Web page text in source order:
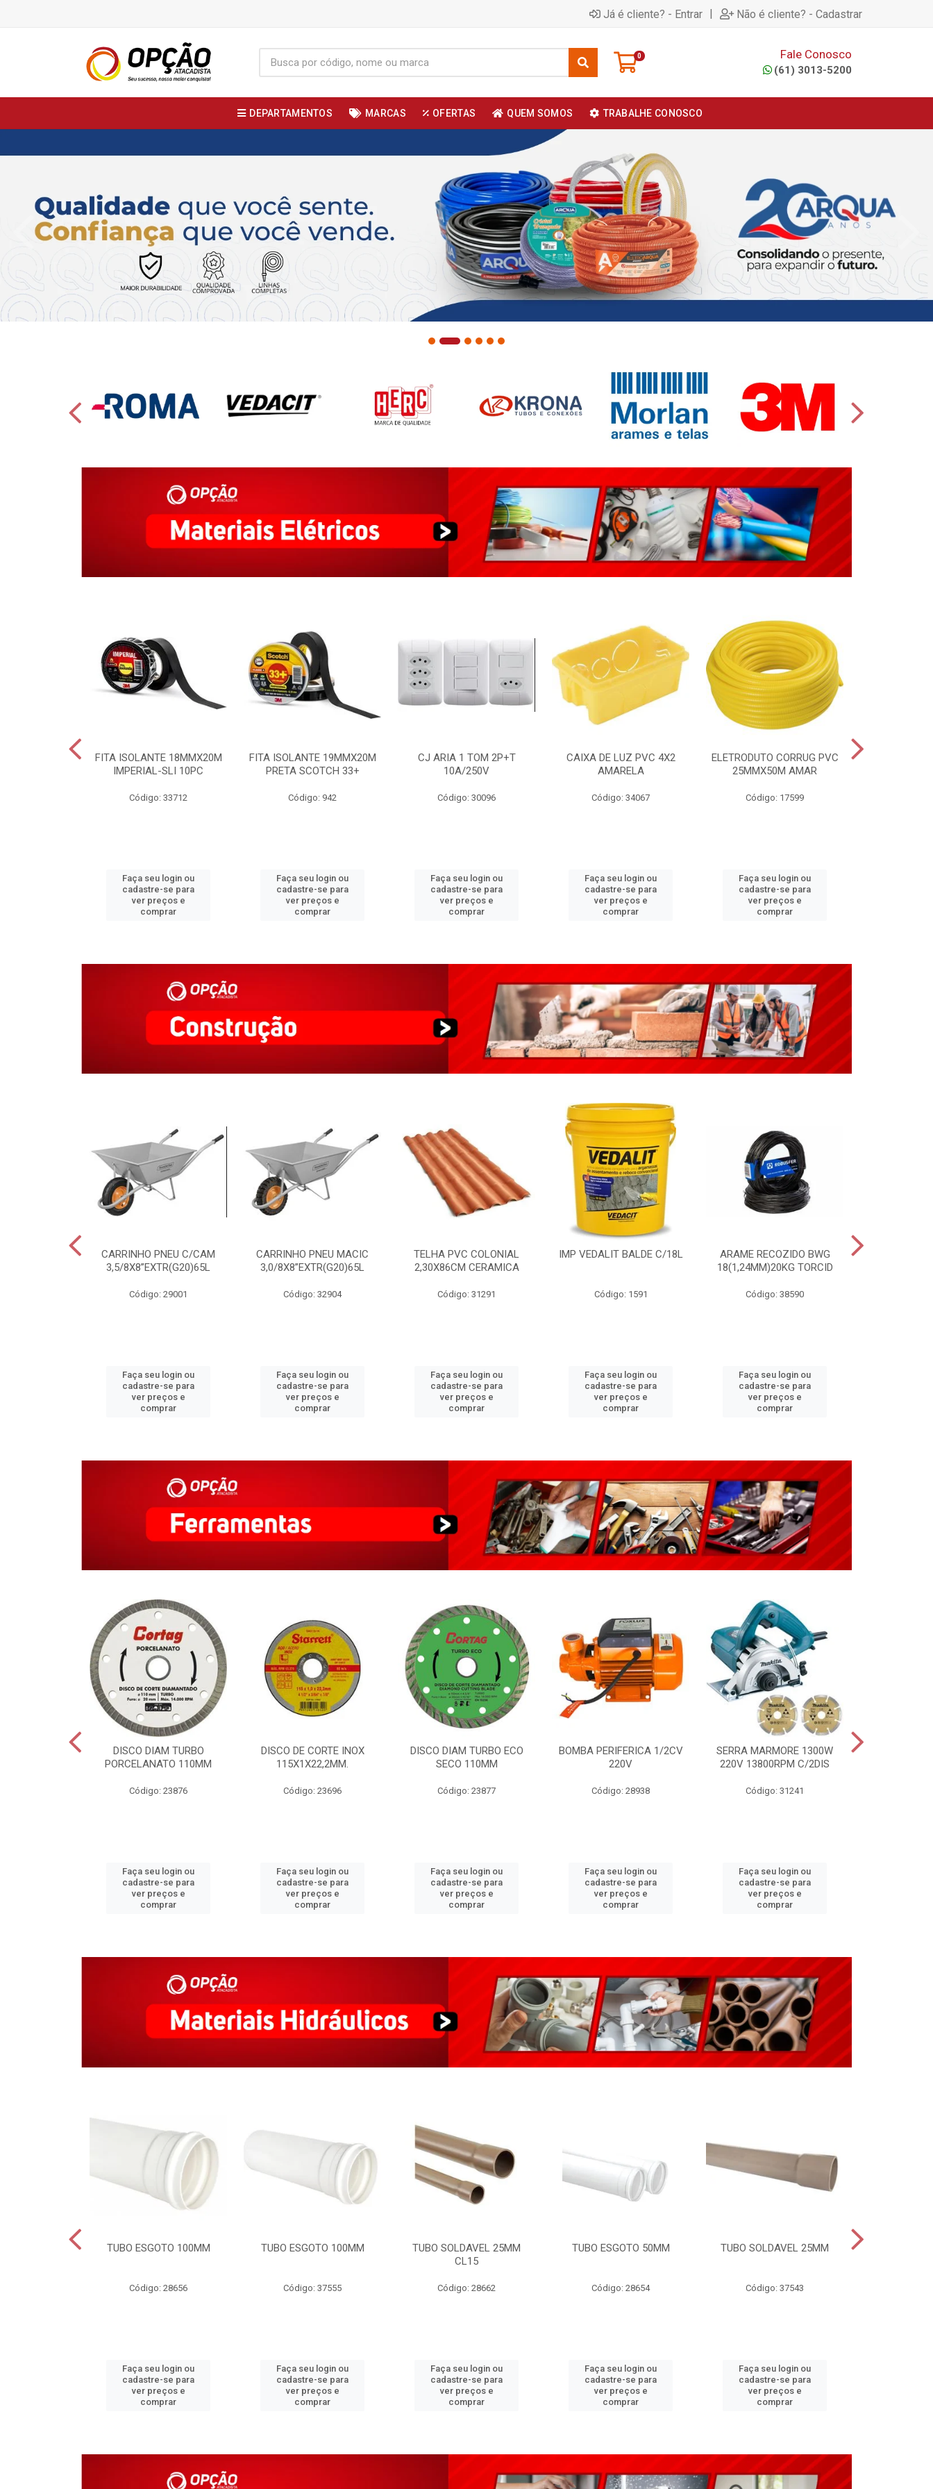
Já é cliente? - Entrar | Não é cliente? - Cadastrar
0 Fale Conosco
(61) 3013-5200
DEPARTAMENTOS MARCAS OFERTAS QUEM SOMOS TRABALHE CONOSCO
FITA ISOLANTE 18MMX20M
IMPERIAL-SLI 10PC
Código: 33712
Faça seu login ou
cadastre-se para
ver preços e
comprar
FITA ISOLANTE 19MMX20M
PRETA SCOTCH 33+
Código: 942
Faça seu login ou
cadastre-se para
ver preços e
comprar
CJ ARIA 1 TOM 2P+T
10A/250V
Código: 30096
Faça seu login ou
cadastre-se para
ver preços e
comprar
CAIXA DE LUZ PVC 4X2
AMARELA
Código: 34067
Faça seu login ou
cadastre-se para
ver preços e
comprar
ELETRODUTO CORRUG PVC
25MMX50M AMAR
Código: 17599
Faça seu login ou
cadastre-se para
ver preços e
comprar
CARRINHO PNEU C/CAM
3,5/8X8”EXTR(G20)65L
Código: 29001
Faça seu login ou
cadastre-se para
ver preços e
comprar
CARRINHO PNEU MACIC
3,0/8X8”EXTR(G20)65L
Código: 32904
Faça seu login ou
cadastre-se para
ver preços e
comprar
TELHA PVC COLONIAL
2,30X86CM CERAMICA
Código: 31291
Faça seu login ou
cadastre-se para
ver preços e
comprar
IMP VEDALIT BALDE C/18L
Código: 1591
Faça seu login ou
cadastre-se para
ver preços e
comprar
ARAME RECOZIDO BWG
18(1,24MM)20KG TORCID
Código: 38590
Faça seu login ou
cadastre-se para
ver preços e
comprar
DISCO DIAM TURBO
PORCELANATO 110MM
Código: 23876
Faça seu login ou
cadastre-se para
ver preços e
comprar
DISCO DE CORTE INOX
115X1X22,2MM.
Código: 23696
Faça seu login ou
cadastre-se para
ver preços e
comprar
DISCO DIAM TURBO ECO
SECO 110MM
Código: 23877
Faça seu login ou
cadastre-se para
ver preços e
comprar
BOMBA PERIFERICA 1/2CV
220V
Código: 28938
Faça seu login ou
cadastre-se para
ver preços e
comprar
SERRA MARMORE 1300W
220V 13800RPM C/2DIS
Código: 31241
Faça seu login ou
cadastre-se para
ver preços e
comprar
TUBO ESGOTO 100MM
Código: 28656
Faça seu login ou
cadastre-se para
ver preços e
comprar
TUBO ESGOTO 100MM
Código: 37555
Faça seu login ou
cadastre-se para
ver preços e
comprar
TUBO SOLDAVEL 25MM
CL15
Código: 28662
Faça seu login ou
cadastre-se para
ver preços e
comprar
TUBO ESGOTO 50MM
Código: 28654
Faça seu login ou
cadastre-se para
ver preços e
comprar
TUBO SOLDAVEL 25MM
Código: 37543
Faça seu login ou
cadastre-se para
ver preços e
comprar